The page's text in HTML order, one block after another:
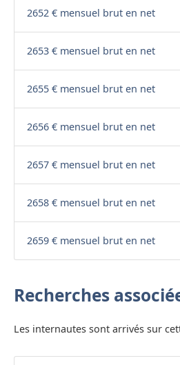
2652 € mensuel brut en net
2653 € mensuel brut en net
2655 € mensuel brut en net
2656 € mensuel brut en net
2657 € mensuel brut en net
2658 € mensuel brut en net
2659 € mensuel brut en net
Recherches
Les internautes sont arrivés sur